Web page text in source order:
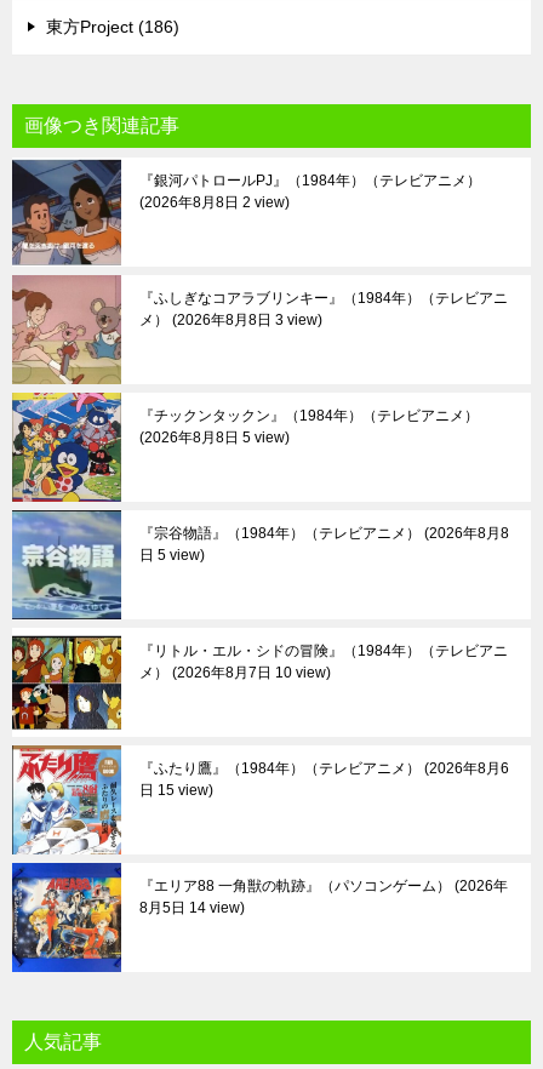
東方Project (186)
画像つき関連記事
『銀河パトロールPJ』（1984年）（テレビアニメ）
2026年8月8日 2 view
『ふしぎなコアラブリンキー』（1984年）（テレビアニ
メ）
2026年8月8日 3 view
『チックンタックン』（1984年）（テレビアニメ）
2026年8月8日 5 view
『宗谷物語』（1984年）（テレビアニメ）
2026年8月8
日 5 view
『リトル・エル・シドの冒険』（1984年）（テレビアニ
メ）
2026年8月7日 10 view
『ふたり鷹』（1984年）（テレビアニメ）
2026年8月6
日 15 view
『エリア88 一角獣の軌跡』（パソコンゲーム）
2026年
8月5日 14 view
人気記事